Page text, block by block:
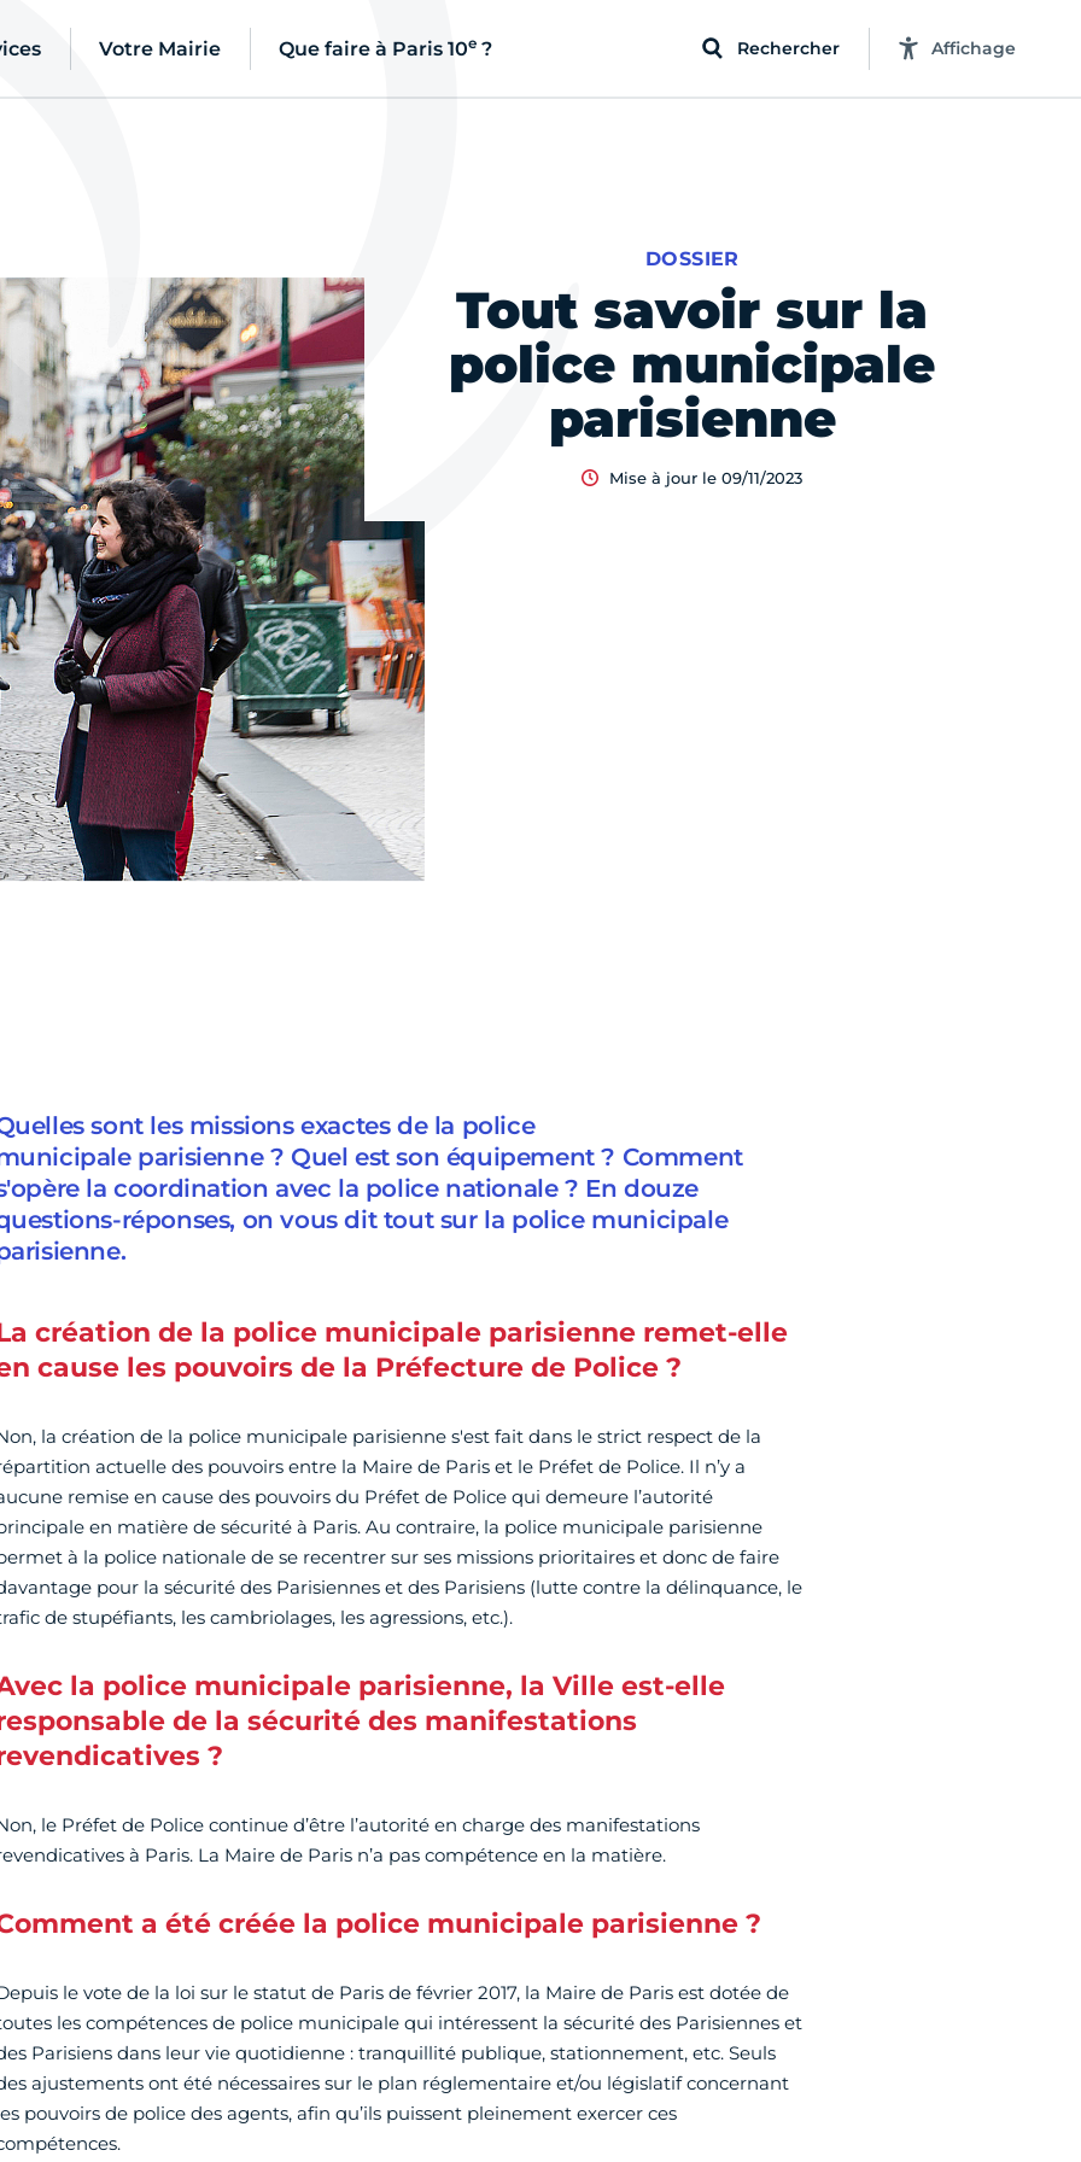
Votre Mairie Que faire à Paris 10e ? Rechercher Affichage
Tout savoir sur la
police municipale
parisienne
DOSSIER
Mise à jour le 09/11/2023
sont les missions exactes de la police
parisienne ? Quel est son équipement ? Comment
la coordination avec la police nationale ? En douze
réponses, on vous dit tout sur la police municipale
création de la police municipale parisienne remet-elle
cause les pouvoirs de la Préfecture de Police ?
la création de la police municipale parisienne s'est fait dans le strict respect de la
actuelle des pouvoirs entre la Maire de Paris et le Préfet de Police. Il n’y a
remise en cause des pouvoirs du Préfet de Police qui demeure l’autorité
en matière de sécurité à Paris. Au contraire, la police municipale parisienne
à la police nationale de se recentrer sur ses missions prioritaires et donc de faire
pour la sécurité des Parisiennes et des Parisiens (lutte contre la délinquance, le
de stupéfiants, les cambriolages, les agressions, etc.).
la police municipale parisienne, la Ville est-elle
de la sécurité des manifestations
?
le Préfet de Police continue d’être l’autorité en charge des manifestations
à Paris. La Maire de Paris n’a pas compétence en la matière.
a été créée la police municipale parisienne ?
le vote de la loi sur le statut de Paris de février 2017, la Maire de Paris est dotée de
les compétences de police municipale qui intéressent la sécurité des Parisiennes et
Parisiens dans leur vie quotidienne : tranquillité publique, stationnement, etc. Seuls
ajustements ont été nécessaires sur le plan réglementaire et/ou législatif concernant
pouvoirs de police des agents, afin qu’ils puissent pleinement exercer ces